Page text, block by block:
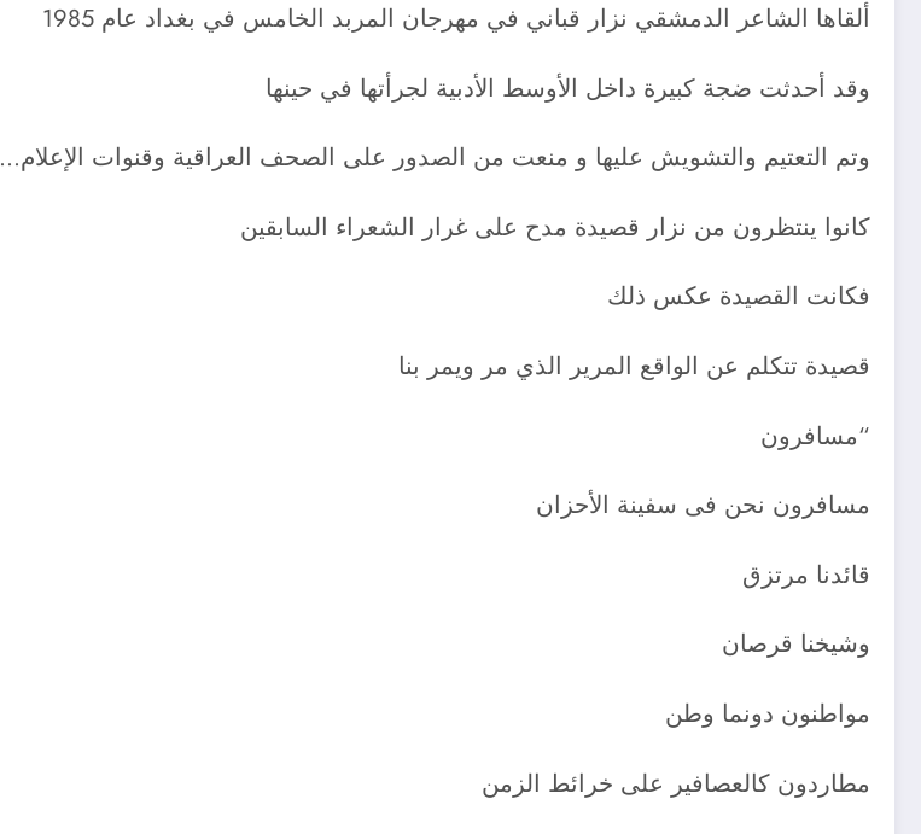
ألقاها الشاعر الدمشقي نزار قباني في مهرجان المربد الخامس في بغداد عام 1985
وقد أحدثت ضجة كبيرة داخل الأوسط الأدبية لجرأتها في حينها
وتم التعتيم والتشويش عليها و منعت من الصدور على الصحف العراقية وقنوات الإعلام…
كانوا ينتظرون من نزار قصيدة مدح على غرار الشعراء السابقين
فكانت القصيدة عكس ذلك
قصيدة تتكلم عن الواقع المرير الذي مر ويمر بنا
“مسافرون
مسافرون نحن فى سفينة الأحزان
قائدنا مرتزق
وشيخنا قرصان
مواطنون دونما وطن
مطاردون كالعصافير على خرائط الزمن